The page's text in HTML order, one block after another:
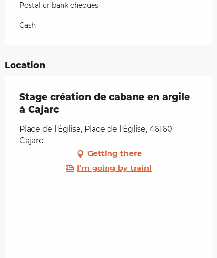
Postal or bank cheques
Cash
Location
Stage création de cabane en argile
à Cajarc
Place de l'Église, Place de l'Église, 46160
Cajarc
Getting there
I'm going by train!